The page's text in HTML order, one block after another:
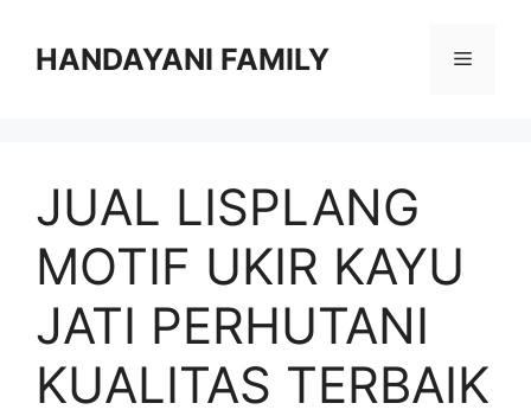
HANDAYANI FAMILY Menu
JUAL LISPLANG
MOTIF UKIR KAYU
JATI PERHUTANI
KUALITAS TERBAIK